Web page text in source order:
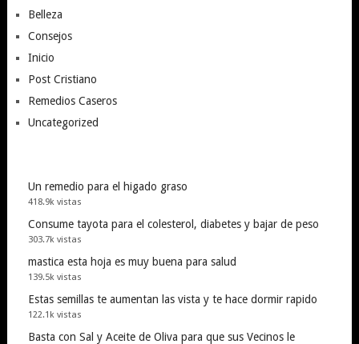
Belleza
Consejos
Inicio
Post Cristiano
Remedios Caseros
Uncategorized
Un remedio para el higado graso
418.9k vistas
Consume tayota para el colesterol, diabetes y bajar de peso
303.7k vistas
mastica esta hoja es muy buena para salud
139.5k vistas
Estas semillas te aumentan las vista y te hace dormir rapido
122.1k vistas
Basta con Sal y Aceite de Oliva para que sus Vecinos le